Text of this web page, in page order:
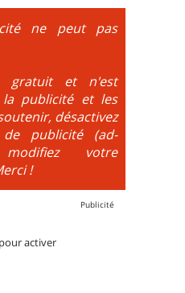
se passe sur le vélo.
navette ou remontée
la descente est indiquée
s'agit de bikeparks. Vélo
du corps obligatoires.
ne peut pas
gratuit et n'est
publicité et les
désactivez
publicité (ad-
votre
!